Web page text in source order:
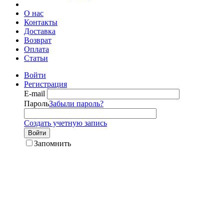
О нас
Контакты
Доставка
Возврат
Оплата
Статьи
Войти
Регистрация
E-mail
ПарольЗабыли пароль?
Создать учетную запись
Войти
Запомнить